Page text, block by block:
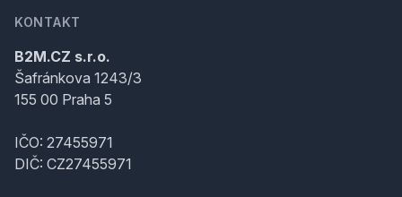
KONTAKT
B2M.CZ s.r.o.
Šafránkova 1243/3
155 00 Praha 5
IČO: 27455971
DIČ: CZ27455971